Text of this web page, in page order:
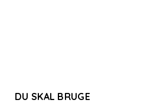
DU SKAL BRUGE